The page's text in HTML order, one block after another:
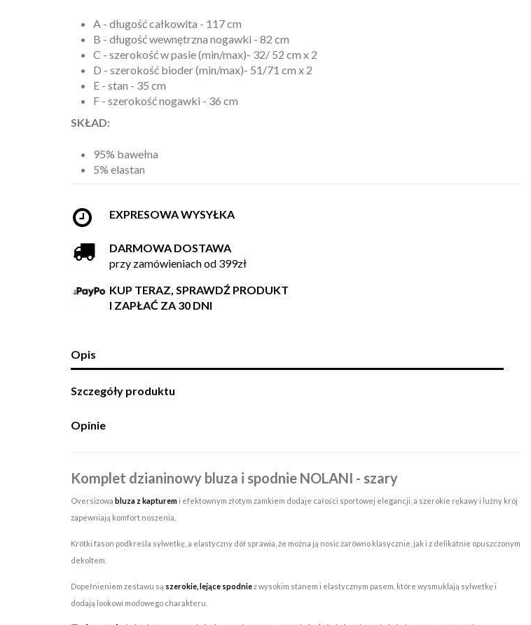
A - długość całkowita - 117 cm
B - długość wewnętrzna nogawki - 82 cm
C - szerokość w pasie (min/max)- 32/ 52 cm x 2
D - szerokość bioder (min/max)- 51/71 cm x 2
E - stan - 35 cm
F - szerokość nogawki - 36 cm
SKŁAD:
95% bawełna
5% elastan
EXPRESOWA WYSYŁKA
DARMOWA DOSTAWA
przy zamówieniach od 399zł
KUP TERAZ, SPRAWDŹ PRODUKT
I ZAPŁAĆ ZA 30 DNI
Opis
Szczegóły produktu
Opinie
Komplet dzianinowy bluza i spodnie NOLANI - szary
Oversizowa bluza z kapturemi efektownym złotym zamkiem dodaje całości sportowej elegancji, a szerokie rękawy i luźny krój
zapewniają komfort noszenia.
Krótki fason podkreśla sylwetkę, a elastyczny dół sprawia, że można ją nosić zarówno klasycznie, jak i z delikatnie opuszczonym
dekoltem.
Dopełnieniem zestawu są szerokie, lejące spodniez wysokim stanem i elastycznym pasem, które wysmuklają sylwetkę i
dodają lookowi modowego charakteru.